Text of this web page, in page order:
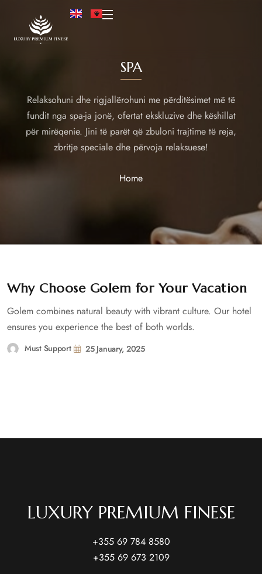
SPA
Relaksohuni dhe rigjallërohuni me përditësimet më të
fundit nga spa-ja jonë, ofertat ekskluzive dhe këshillat
për mirëqenie. Jini të parët që zbuloni trajtime të reja,
zbritje speciale dhe përvoja relaksuese!
Home
Why Choose Golem for Your Vacation
Golem combines natural beauty with vibrant culture. Our hotel
ensures you experience the best of both worlds.
Must Support 25 January, 2025
LUXURY PREMIUM FINESE
+355 69 784 8580
+355 69 673 2109